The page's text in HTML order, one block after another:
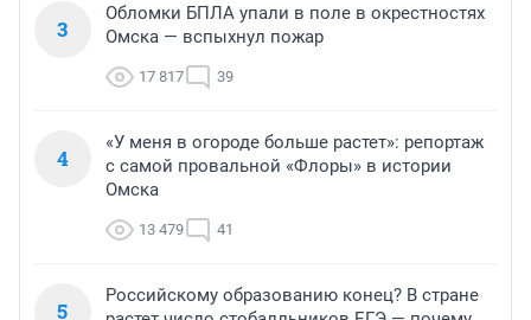
3
Обломки БПЛА упали в поле в окрестностях
Омска — вспыхнул пожар
17 817 39
4
«У меня в огороде больше растет»: репортаж
с самой провальной «Флоры» в истории
Омска
13 479 41
5
Российскому образованию конец? В стране